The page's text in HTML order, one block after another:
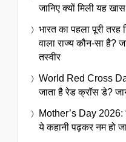
जानिए क्यों मिली यह
भारत का पहला पूरी
वाला राज्य कौन-सा है?
तस्वीर
World Red Cross
जाता है रेड क्रॉस डे?
Mother’s Day 2026:
ये कहानी पढ़कर नम हो